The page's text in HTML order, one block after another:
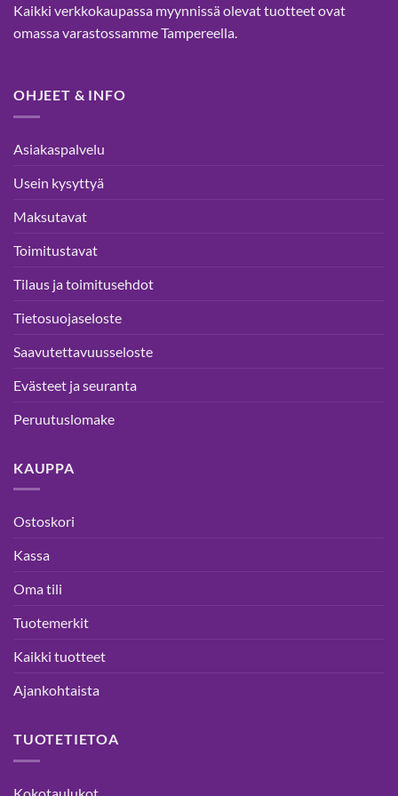
Kaikki verkkokaupassa myynnissä olevat tuotteet ovat
omassa varastossamme Tampereella.
OHJEET & INFO
Asiakaspalvelu
Usein kysyttyä
Maksutavat
Toimitustavat
Tilaus ja toimitusehdot
Tietosuojaseloste
Saavutettavuusseloste
Evästeet ja seuranta
Peruutuslomake
KAUPPA
Ostoskori
Kassa
Oma tili
Tuotemerkit
Kaikki tuotteet
Ajankohtaista
TUOTETIETOA